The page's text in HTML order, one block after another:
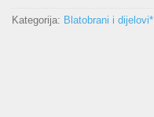
Kategorija: Blatobrani i dijelovi*